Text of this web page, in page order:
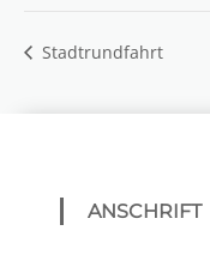
Stadtrundfahrt
ANSCHRIFT